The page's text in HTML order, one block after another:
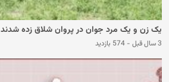
یک زن و یک مرد جوان در پروان شلاق زده شدند
3 سال قبل - 574 بازدید